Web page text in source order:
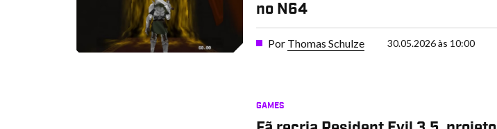
no N64
Por Thomas Schulze 30.05.2026 às 10:00
GAMES